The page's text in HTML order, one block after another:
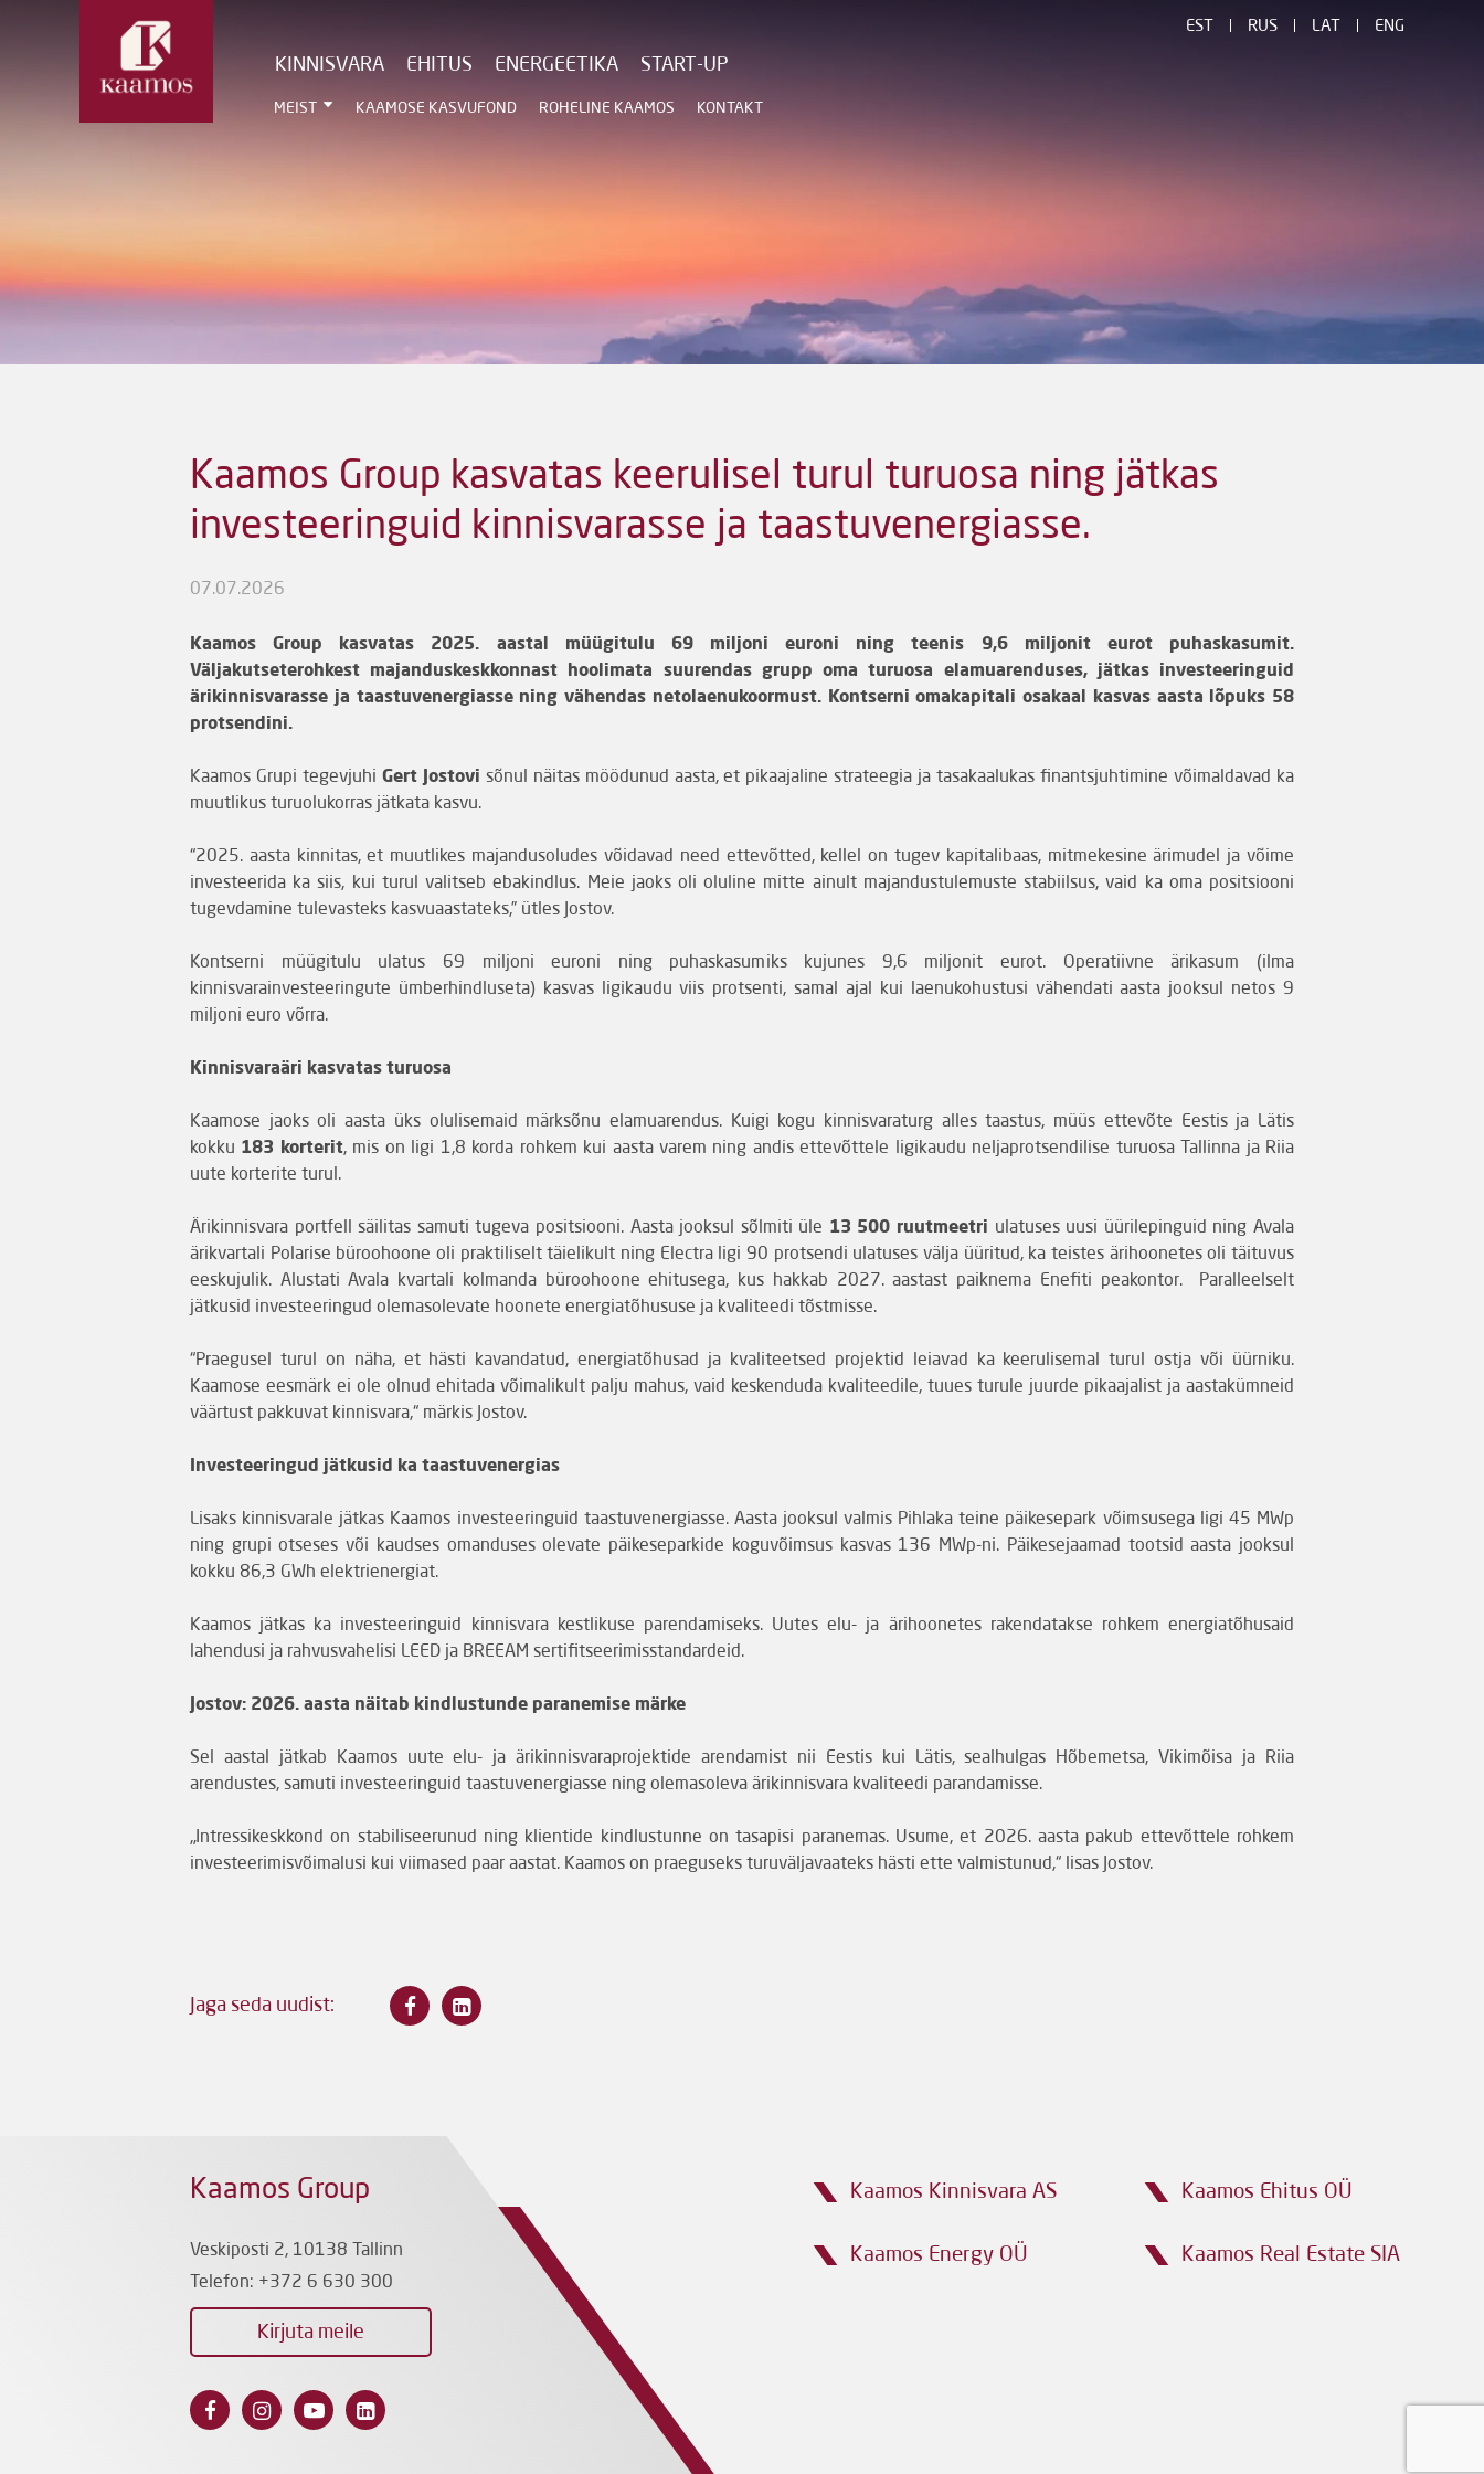
EST RUS LAT ENG
KINNISVARA EHITUS ENERGEETIKA START-UP
MEIST KAAMOSE KASVUFOND ROHELINE KAAMOS KONTAKT
Kaamos Group kasvatas keerulisel turul turuosa ning jätkas
investeeringuid kinnisvarasse ja taastuvenergiasse.
07.07.2026
Kaamos Group kasvatas 2025. aastal müügitulu 69 miljoni euroni ning teenis 9,6 miljonit eurot puhaskasumit.
Väljakutseterohkest majanduskeskkonnast hoolimata suurendas grupp oma turuosa elamuarenduses, jätkas investeeringuid
ärikinnisvarasse ja taastuvenergiasse ning vähendas netolaenukoormust. Kontserni omakapitali osakaal kasvas aasta lõpuks 58
protsendini.
Kaamos Grupi tegevjuhi Gert Jostovi sõnul näitas möödunud aasta, et pikaajaline strateegia ja tasakaalukas finantsjuhtimine võimaldavad ka
muutlikus turuolukorras jätkata kasvu.
“2025. aasta kinnitas, et muutlikes majandusoludes võidavad need ettevõtted, kellel on tugev kapitalibaas, mitmekesine ärimudel ja võime
investeerida ka siis, kui turul valitseb ebakindlus. Meie jaoks oli oluline mitte ainult majandustulemuste stabiilsus, vaid ka oma positsiooni
tugevdamine tulevasteks kasvuaastateks,” ütles Jostov.
Kontserni müügitulu ulatus 69 miljoni euroni ning puhaskasumiks kujunes 9,6 miljonit eurot. Operatiivne ärikasum (ilma
kinnisvarainvesteeringute ümberhindluseta) kasvas ligikaudu viis protsenti, samal ajal kui laenukohustusi vähendati aasta jooksul netos 9
miljoni euro võrra.
Kinnisvaraäri kasvatas turuosa
Kaamose jaoks oli aasta üks olulisemaid märksõnu elamuarendus. Kuigi kogu kinnisvaraturg alles taastus, müüs ettevõte Eestis ja Lätis
kokku 183 korterit, mis on ligi 1,8 korda rohkem kui aasta varem ning andis ettevõttele ligikaudu neljaprotsendilise turuosa Tallinna ja Riia
uute korterite turul.
Ärikinnisvara portfell säilitas samuti tugeva positsiooni. Aasta jooksul sõlmiti üle 13 500 ruutmeetri ulatuses uusi üürilepinguid ning Avala
ärikvartali Polarise büroohoone oli praktiliselt täielikult ning Electra ligi 90 protsendi ulatuses välja üüritud, ka teistes ärihoonetes oli täituvus
eeskujulik. Alustati Avala kvartali kolmanda büroohoone ehitusega, kus hakkab 2027. aastast paiknema Enefiti peakontor. Paralleelselt
jätkusid investeeringud olemasolevate hoonete energiatõhususe ja kvaliteedi tõstmisse.
“Praegusel turul on näha, et hästi kavandatud, energiatõhusad ja kvaliteetsed projektid leiavad ka keerulisemal turul ostja või üürniku.
Kaamose eesmärk ei ole olnud ehitada võimalikult palju mahus, vaid keskenduda kvaliteedile, tuues turule juurde pikaajalist ja aastakümneid
väärtust pakkuvat kinnisvara,“ märkis Jostov.
Investeeringud jätkusid ka taastuvenergias
Lisaks kinnisvarale jätkas Kaamos investeeringuid taastuvenergiasse. Aasta jooksul valmis Pihlaka teine päikesepark võimsusega ligi 45 MWp
ning grupi otseses või kaudses omanduses olevate päikeseparkide koguvõimsus kasvas 136 MWp-ni. Päikesejaamad tootsid aasta jooksul
kokku 86,3 GWh elektrienergiat.
Kaamos jätkas ka investeeringuid kinnisvara kestlikuse parendamiseks. Uutes elu- ja ärihoonetes rakendatakse rohkem energiatõhusaid
lahendusi ja rahvusvahelisi LEED ja BREEAM sertifitseerimisstandardeid.
Jostov: 2026. aasta näitab kindlustunde paranemise märke
Sel aastal jätkab Kaamos uute elu- ja ärikinnisvaraprojektide arendamist nii Eestis kui Lätis, sealhulgas Hõbemetsa, Vikimõisa ja Riia
arendustes, samuti investeeringuid taastuvenergiasse ning olemasoleva ärikinnisvara kvaliteedi parandamisse.
„Intressikeskkond on stabiliseerunud ning klientide kindlustunne on tasapisi paranemas. Usume, et 2026. aasta pakub ettevõttele rohkem
investeerimisvõimalusi kui viimased paar aastat. Kaamos on praeguseks turuväljavaateks hästi ette valmistunud,“ lisas Jostov.
Jaga seda uudist:
Kaamos Group
Veskiposti 2, 10138 Tallinn
Telefon: +372 6 630 300
Kirjuta meile
Kaamos Kinnisvara AS Kaamos Ehitus OÜ
Kaamos Energy OÜ Kaamos Real Estate SIA